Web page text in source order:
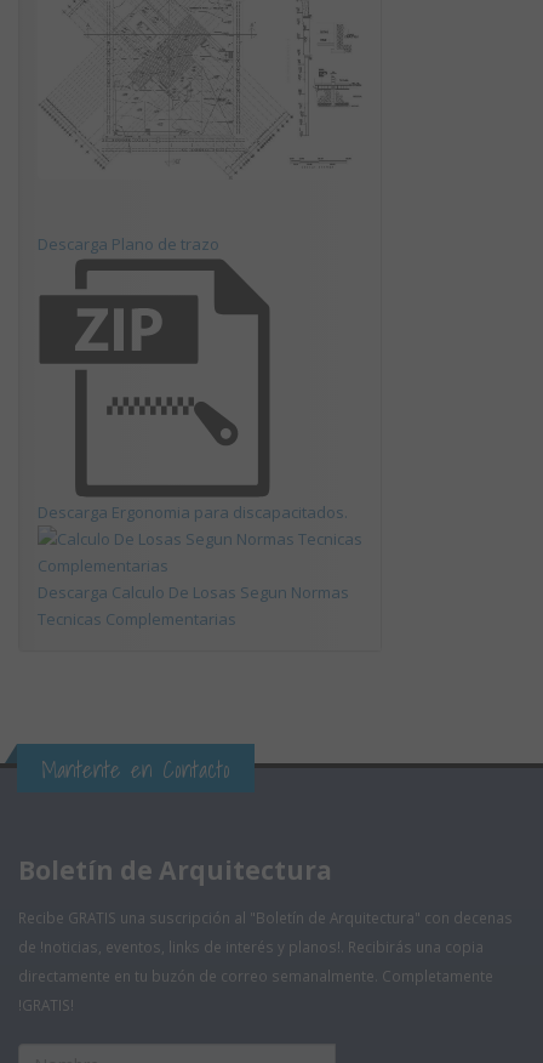
Descarga Plano de trazo
Descarga Ergonomia para discapacitados.
Descarga Calculo De Losas Segun Normas
Tecnicas Complementarias
Mantente en Contacto
Boletín de Arquitectura
Recibe GRATIS una suscripción al "Boletín de Arquitectura" con decenas
de !noticias, eventos, links de interés y planos!. Recibirás una copia
directamente en tu buzón de correo semanalmente. Completamente
!GRATIS!